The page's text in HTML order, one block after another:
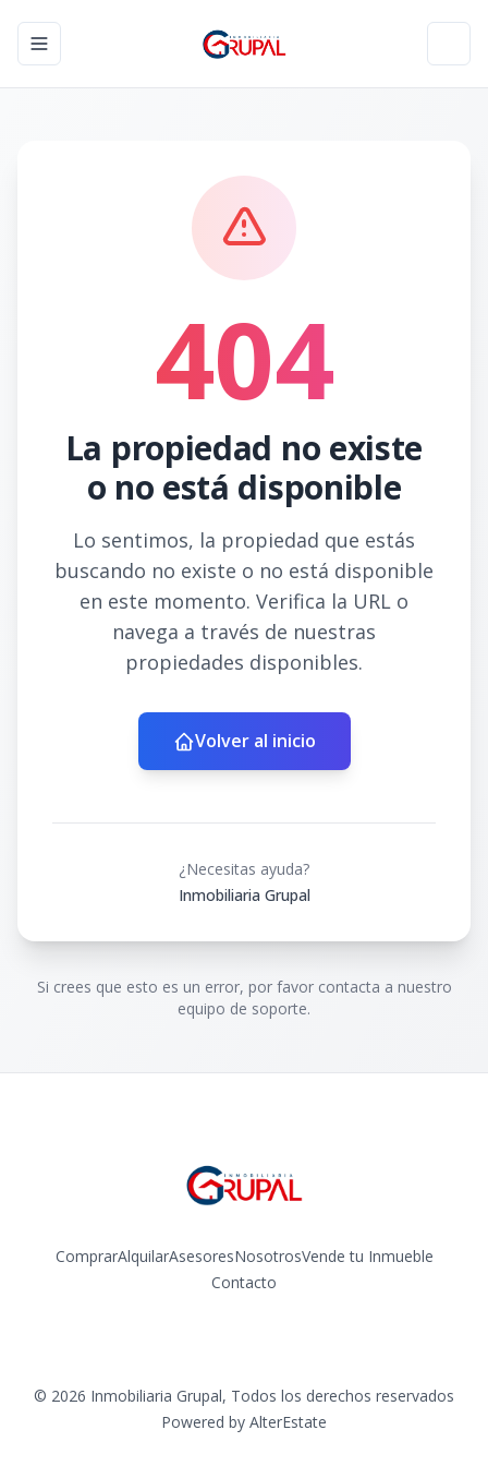
Toggle navigation menu
404
La propiedad no existe
o no está disponible
Lo sentimos, la propiedad que estás
buscando no existe o no está disponible
en este momento. Verifica la URL o
navega a través de nuestras
propiedades disponibles.
Volver al inicio
¿Necesitas ayuda?
Inmobiliaria Grupal
Si crees que esto es un error, por favor contacta a nuestro
equipo de soporte.
ComprarAlquilarAsesoresNosotrosVende tu Inmueble
Contacto
© 2026 Inmobiliaria Grupal, Todos los derechos reservados
Powered by AlterEstate